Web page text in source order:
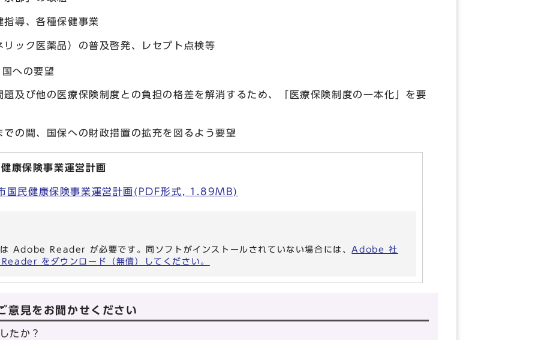
指導、各種保健事業
リック医薬品）の普及啓発、レセプト点検等
への要望
題及び他の医療保険制度との負担の格差を解消するため、「医療保険制度の一本化」を要
での間、国保への財政措置の拡充を図るよう要望
康保険事業運営計画
国民健康保険事業運営計画(PDF形式, 1.89MB)
Adobe Reader が必要です。同ソフトがインストールされていない場合には、Adobe 社
をダウンロード（無償）してください。
意見をお聞かせください
たか？